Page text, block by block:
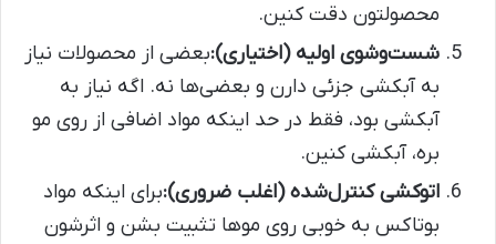
محصولتون دقت کنین.
شست‌وشوی اولیه (اختیاری):بعضی از محصولات نیاز
به آبکشی جزئی دارن و بعضی‌ها نه. اگه نیاز به
آبکشی بود، فقط در حد اینکه مواد اضافی از روی مو
بره، آبکشی کنین.
اتوکشی کنترل‌شده (اغلب ضروری):برای اینکه مواد
بوتاکس به خوبی روی موها تثبیت بشن و اثرشون